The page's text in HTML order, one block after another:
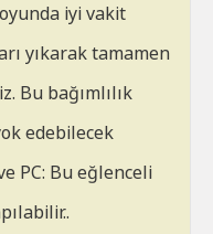
iyi vakit
yıkarak tamamen
Bu bağımlılık
edebilecek
PC: Bu eğlenceli